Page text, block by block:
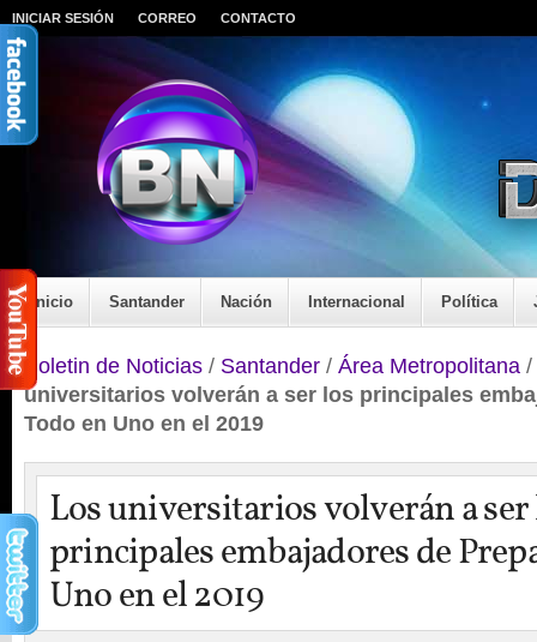
INICIAR SESIÓN CORREO CONTACTO
Inicio Santander Nación Internacional Política
Boletin de Noticias / Santander / Área Metropolitana /
universitarios volverán a ser los principales
Todo en Uno en el 2019
Los universitarios volverán a ser
principales embajadores de
Uno en el 2019